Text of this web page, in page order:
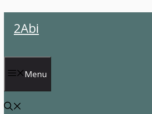
atla2Abi
Menu